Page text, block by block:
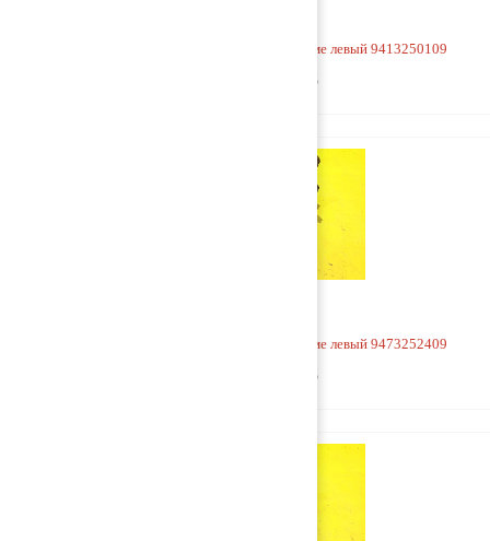
Кронштейн V-образной тяги к раме левый 9413250109
2 500 руб
Кронштейн V-образной тяги к раме левый 9473252409
9 000 руб